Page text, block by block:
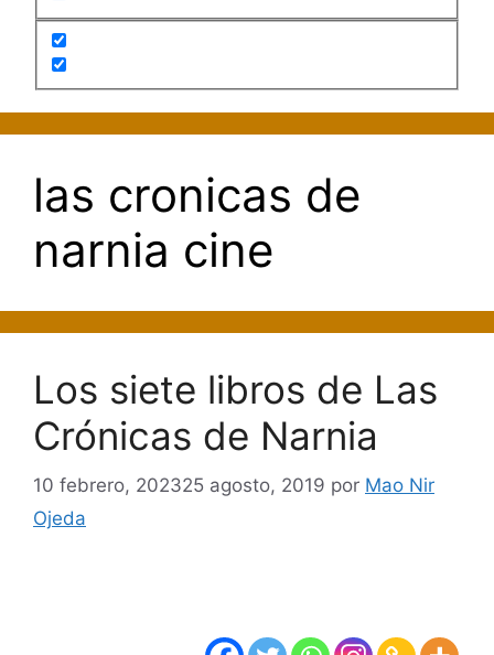
las cronicas de
narnia cine
Los siete libros de Las
Crónicas de Narnia
10 febrero, 202325 agosto, 2019 por Mao Nir
Ojeda